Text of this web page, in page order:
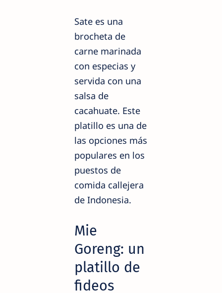
Sate es una
brocheta de
carne marinada
con especias y
servida con una
salsa de
cacahuate. Este
platillo es una de
las opciones más
populares en los
puestos de
comida callejera
de Indonesia.
Mie
Goreng: un
platillo de
fideos